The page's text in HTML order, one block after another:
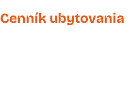
Cenník ubytovania